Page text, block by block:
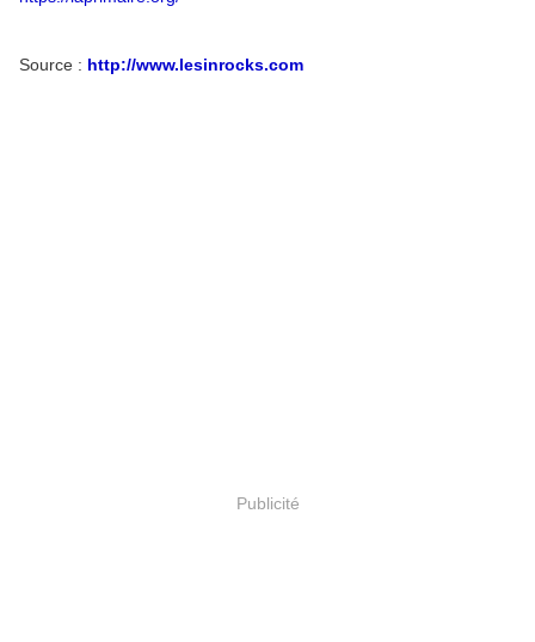
Source : http://www.lesinrocks.com
Publicité